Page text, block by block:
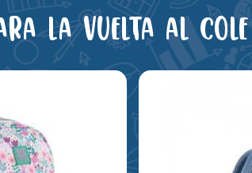
la vuelta al cole